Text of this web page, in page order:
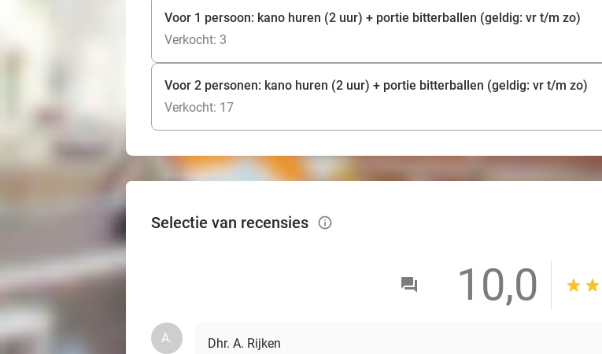
Voor 1 persoon: kano huren (2 uur) + portie bitterballen (geldig: vr t/m zo)
Verkocht: 3
Voor 2 personen: kano huren (2 uur) + portie bitterballen (geldig: vr t/m zo)
Verkocht: 17
Selectie van recensies info_outlined
10,0
A. Dhr. A. Rijken